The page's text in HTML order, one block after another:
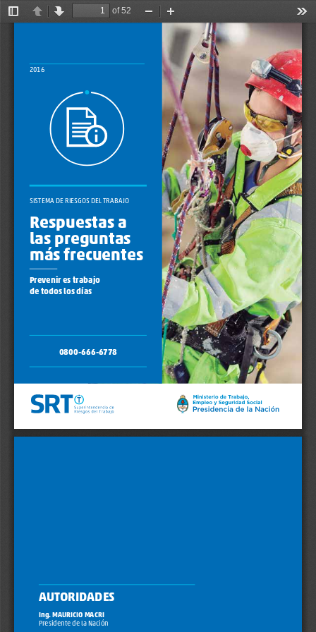
TogglePreviousNext
of 52
Zoom
In
1
PREGUNTAS MÁS FRECUENTES SOBRE EL SISTEMA DE RIESGOS DEL TRABAJO.
0800-666-6778
2016
Prevenir es trabajo
de todos los días
Respuestas a
las preguntas
más frecuentes
SISTEMA DE RIESGOS DEL TRABA JO
Ing. MAURICIO MACRI
Presidente de la Nación
AUTORIDADES